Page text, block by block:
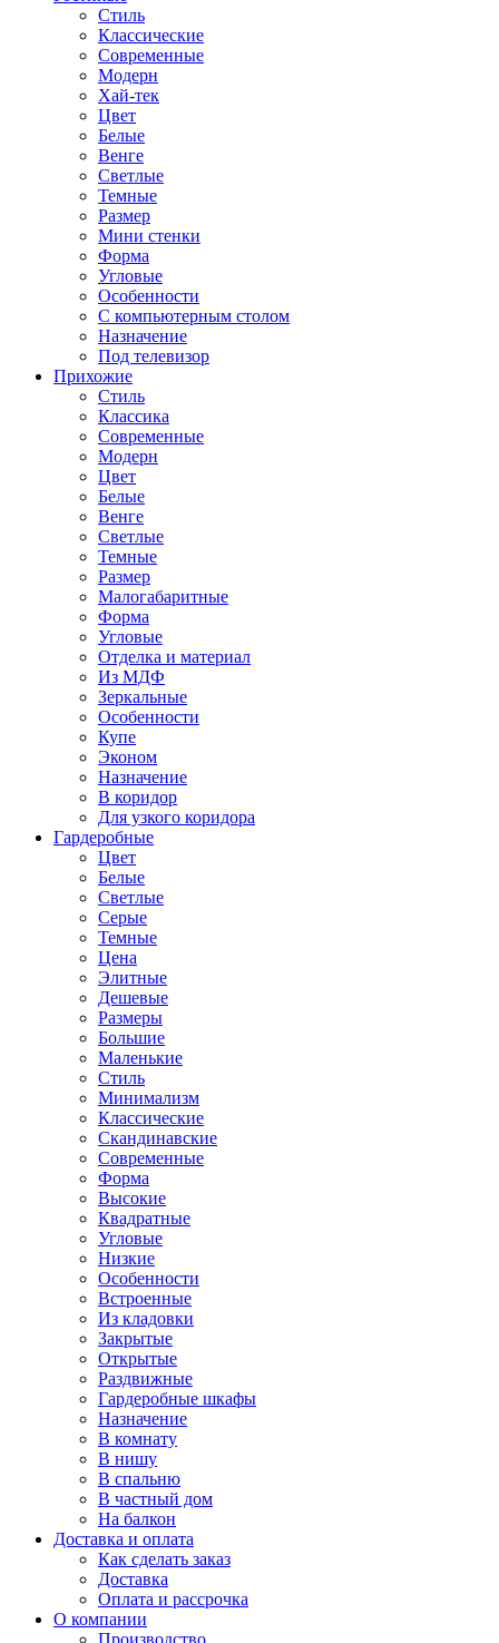
Стиль
Классические
Современные
Модерн
Хай-тек
Цвет
Белые
Венге
Светлые
Темные
Размер
Мини стенки
Форма
Угловые
Особенности
С компьютерным столом
Назначение
Под телевизор
Прихожие
Стиль
Классика
Современные
Модерн
Цвет
Белые
Венге
Светлые
Темные
Размер
Малогабаритные
Форма
Угловые
Отделка и материал
Из МДФ
Зеркальные
Особенности
Купе
Эконом
Назначение
В коридор
Для узкого коридора
Гардеробные
Цвет
Белые
Светлые
Серые
Темные
Цена
Элитные
Дешевые
Размеры
Большие
Маленькие
Стиль
Минимализм
Классические
Скандинавские
Современные
Форма
Высокие
Квадратные
Угловые
Низкие
Особенности
Встроенные
Из кладовки
Закрытые
Открытые
Раздвижные
Гардеробные шкафы
Назначение
В комнату
В нишу
В спальню
В частный дом
На балкон
Доставка и оплата
Как сделать заказ
Доставка
Оплата и рассрочка
О компании
Производство